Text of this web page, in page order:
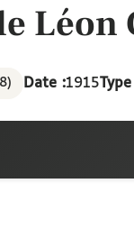
Léon
Date :1915